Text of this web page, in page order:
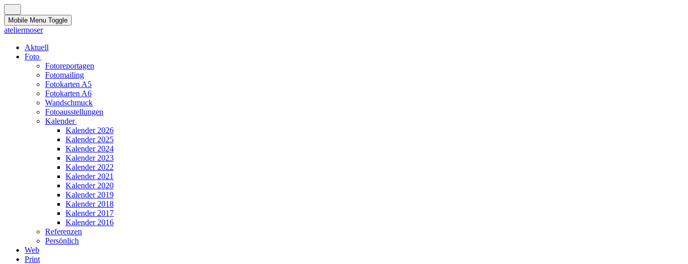
Mobile Menu Toggle
ateliermoser
Aktuell
Foto
Fotoreportagen
Fotomailing
Fotokarten A5
Fotokarten A6
Wandschmuck
Fotoausstellungen
Kalender
Kalender 2026
Kalender 2025
Kalender 2024
Kalender 2023
Kalender 2022
Kalender 2021
Kalender 2020
Kalender 2019
Kalender 2018
Kalender 2017
Kalender 2016
Referenzen
Persönlich
Web
Print